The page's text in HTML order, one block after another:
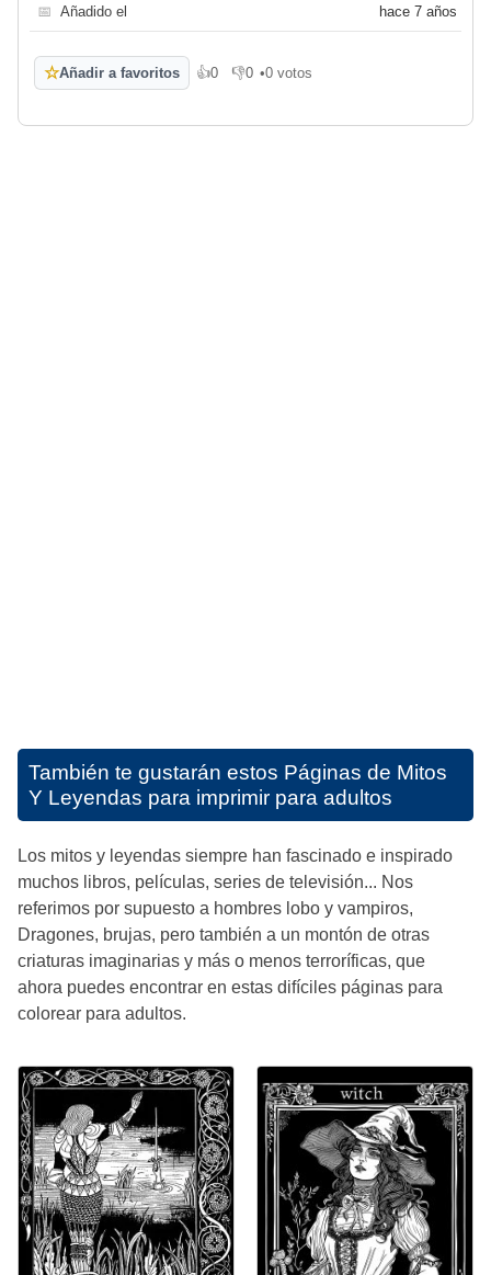
📅 Añadido el hace 7 años
☆Añadir a favoritos 👍0
Me gusta
👎0
No me gusta
•0 votos
También te gustarán estos Páginas de Mitos
Y Leyendas para imprimir para adultos
Los mitos y leyendas siempre han fascinado e inspirado
muchos libros, películas, series de televisión... Nos
referimos por supuesto a hombres lobo y vampiros,
Dragones, brujas, pero también a un montón de otras
criaturas imaginarias y más o menos terroríficas, que
ahora puedes encontrar en estas difíciles páginas para
colorear para adultos.